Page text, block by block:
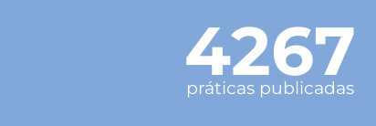
4267
práticas publicadas